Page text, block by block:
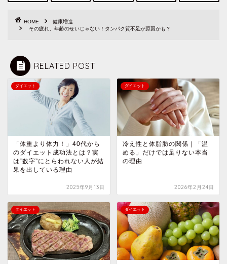
HOME
健康増進
その疲れ、年齢のせいじゃない！タンパク質不足が原因かも？
RELATED POST
ダイエット
「体重より体力！」40代から
のダイエット成功法とは？実
は“数字”にとらわれない人が結
果を出している理由
2025年9月13日
ダイエット
冷え性と体脂肪の関係｜「温
める」だけでは足りない本当
の理由
2026年2月24日
ダイエット ダイエット